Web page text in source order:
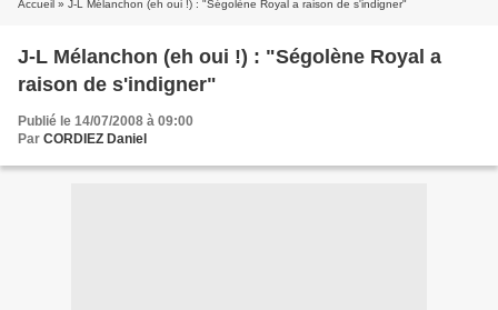
Accueil » J-L Mélanchon (eh oui !) : "Ségolène Royal a raison de s'indigner"
J-L Mélanchon (eh oui !) : "Ségolène Royal a
raison de s'indigner"
Publié le 14/07/2008 à 09:00
Par CORDIEZ Daniel